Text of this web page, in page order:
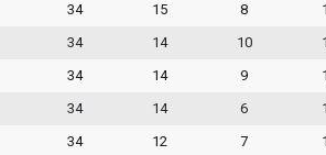
34 15 8
34 14 10
34 14 9
34 14 6
34 12 7